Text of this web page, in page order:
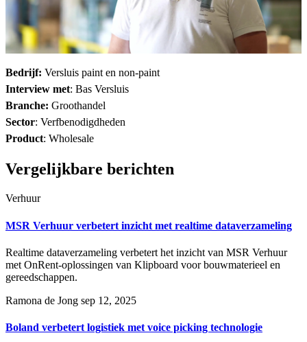
Bedrijf: Versluis paint en non-paint
Interview met: Bas Versluis
Branche: Groothandel
Sector: Verfbenodigdheden
Product: Wholesale
Vergelijkbare berichten
Verhuur
MSR Verhuur verbetert inzicht met realtime dataverzameling
Realtime dataverzameling verbetert het inzicht van MSR Verhuur
met OnRent-oplossingen van Klipboard voor bouwmaterieel en
gereedschappen.
Ramona de Jong sep 12, 2025
Boland verbetert logistiek met voice picking technologie